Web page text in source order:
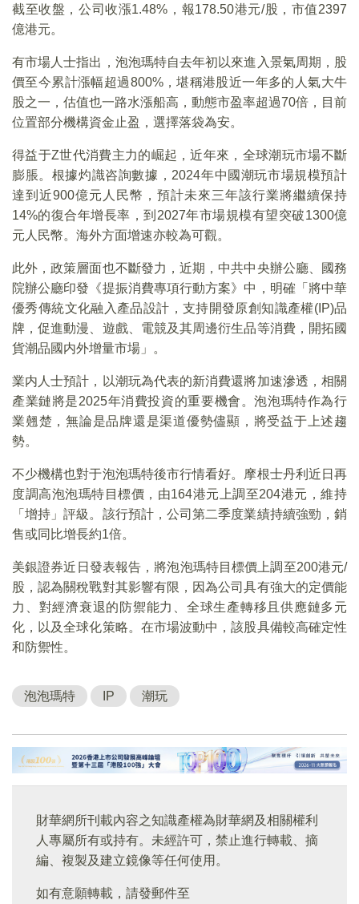
截至收盤，公司收漲1.48%，報178.50港元/股，市值2397
億港元。
有市場人士指出，泡泡瑪特自去年初以來進入景氣周期，股
價至今累計漲幅超過800%，堪稱港股近一年多的人氣大牛
股之一，估值也一路水漲船高，動態市盈率超過70倍，目前
位置部分機構資金止盈，選擇落袋為安。
得益于Z世代消費主力的崛起，近年來，全球潮玩市場不斷
膨脹。根據灼識咨詢數據，2024年中國潮玩市場規模預計
達到近900億元人民幣，預計未來三年該行業將繼續保持
14%的復合年增長率，到2027年市場規模有望突破1300億
元人民幣。海外方面增速亦較為可觀。
此外，政策層面也不斷發力，近期，中共中央辦公廳、國務
院辦公廳印發《提振消費專項行動方案》中，明確「將中華
優秀傳統文化融入產品設計，支持開發原創知識產權(IP)品
牌，促進動漫、遊戲、電競及其周邊衍生品等消費，開拓國
貨潮品國内外增量市場」。
業内人士預計，以潮玩為代表的新消費還將加速滲透，相關
產業鏈將是2025年消費投資的重要機會。泡泡瑪特作為行
業翹楚，無論是品牌還是渠道優勢儘顯，將受益于上述趨
勢。
不少機構也對于泡泡瑪特後市行情看好。摩根士丹利近日再
度調高泡泡瑪特目標價，由164港元上調至204港元，維持
「增持」評級。該行預計，公司第二季度業績持續強勁，銷
售或同比增長約1倍。
美銀證券近日發表報告，將泡泡瑪特目標價上調至200港元/
股，認為關稅戰對其影響有限，因為公司具有強大的定價能
力、對經濟衰退的防禦能力、全球生產轉移且供應鏈多元
化，以及全球化策略。在市場波動中，該股具備較高確定性
和防禦性。
泡泡瑪特 IP 潮玩
財華網所刊載內容之知識產權為財華網及相關權利
人專屬所有或持有。未經許可，禁止進行轉載、摘
編、複製及建立鏡像等任何使用。
如有意願轉載，請發郵件至